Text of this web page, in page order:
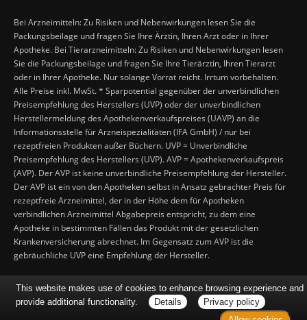
Bei Arzneimitteln: Zu Risiken und Nebenwirkungen lesen Sie die
Packungsbeilage und fragen Sie Ihre Ärztin, Ihren Arzt oder in Ihrer
Apotheke. Bei Tierarzneimitteln: Zu Risiken und Nebenwirkungen lesen
Sie die Packungsbeilage und fragen Sie Ihre Tierärztin, Ihren Tierarzt
oder in Ihrer Apotheke. Nur solange Vorrat reicht. Irrtum vorbehalten.
Alle Preise inkl. MwSt. * Sparpotential gegenüber der unverbindlichen
Preisempfehlung des Herstellers (UVP) oder der unverbindlichen
Herstellermeldung des Apothekenverkaufspreises (UAVP) an die
Informationsstelle für Arzneispezialitäten (IFA GmbH) / nur bei
rezeptfreien Produkten außer Büchern. UVP = Unverbindliche
Preisempfehlung des Herstellers (UVP). AVP = Apothekenverkaufspreis
(AVP). Der AVP ist keine unverbindliche Preisempfehlung der Hersteller.
Der AVP ist ein von den Apotheken selbst in Ansatz gebrachter Preis für
rezeptfreie Arzneimittel, der in der Höhe dem für Apotheken
verbindlichen Arzneimittel Abgabepreis entspricht, zu dem eine
Apotheke in bestimmten Fällen das Produkt mit der gesetzlichen
Krankenversicherung abrechnet. Im Gegensatz zum AVP ist die
gebräuchliche UVP eine Empfehlung der Hersteller.
This website makes use of cookies to enhance browsing experience and
provide additional functionality.
Details
Privacy policy